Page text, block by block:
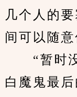
几个人的
间可以随意
“暂时没
白魔鬼最